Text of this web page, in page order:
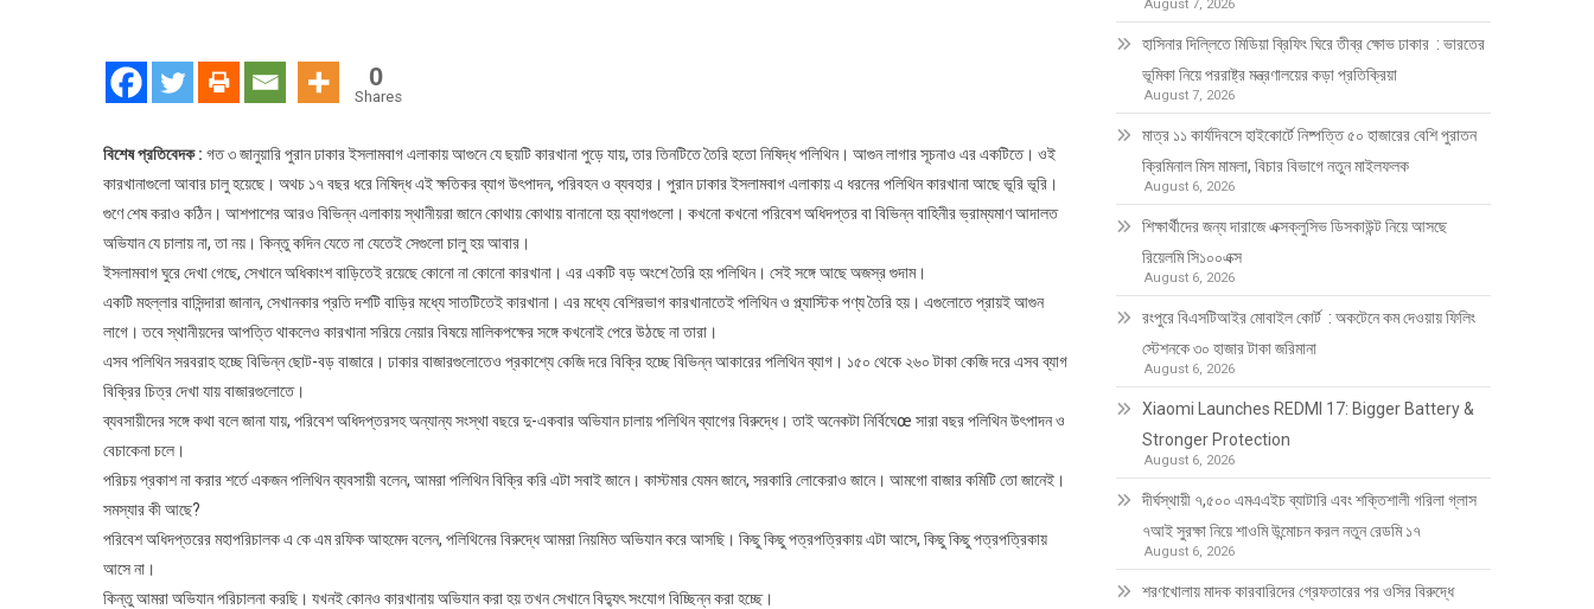
কারখানা
0
Shares
বিশেষ প্রতিবেদক : গত ৩ জানুয়ারি পুরান ঢাকার ইসলামবাগ এলাকায় আগুনে যে ছয়টি কারখানা পুড়ে যায়, তার তিনটিতে তৈরি হতো নিষিদ্ধ পলিথিন। আগুন লাগার সূচনাও এর একটিতে। ওই
কারখানাগুলো আবার চালু হয়েছে। অথচ ১৭ বছর ধরে নিষিদ্ধ এই ক্ষতিকর ব্যাগ উৎপাদন, পরিবহন ও ব্যবহার। পুরান ঢাকার ইসলামবাগ এলাকায় এ ধরনের পলিথিন কারখানা আছে ভূরি ভূরি।
গুণে শেষ করাও কঠিন। আশপাশের আরও বিভিন্ন এলাকায় স্থানীয়রা জানে কোথায় কোথায় বানানো হয় ব্যাগগুলো। কখনো কখনো পরিবেশ অধিদপ্তর বা বিভিন্ন বাহিনীর ভ্রাম্যমাণ আদালত
অভিযান যে চালায় না, তা নয়। কিন্তু কদিন যেতে না যেতেই সেগুলো চালু হয় আবার।
ইসলামবাগ ঘুরে দেখা গেছে, সেখানে অধিকাংশ বাড়িতেই রয়েছে কোনো না কোনো কারখানা। এর একটি বড় অংশে তৈরি হয় পলিথিন। সেই সঙ্গে আছে অজস্র গুদাম।
একটি মহল্লার বাসিন্দারা জানান, সেখানকার প্রতি দশটি বাড়ির মধ্যে সাতটিতেই কারখানা। এর মধ্যে বেশিরভাগ কারখানাতেই পলিথিন ও প্ল্যাস্টিক পণ্য তৈরি হয়। এগুলোতে প্রায়ই আগুন
লাগে। তবে স্থানীয়দের আপত্তি থাকলেও কারখানা সরিয়ে নেয়ার বিষয়ে মালিকপক্ষের সঙ্গে কখনোই পেরে উঠছে না তারা।
এসব পলিথিন সরবরাহ হচ্ছে বিভিন্ন ছোট-বড় বাজারে। ঢাকার বাজারগুলোতেও প্রকাশ্যে কেজি দরে বিক্রি হচ্ছে বিভিন্ন আকারের পলিথিন ব্যাগ। ১৫০ থেকে ২৬০ টাকা কেজি দরে এসব ব্যাগ
বিক্রির চিত্র দেখা যায় বাজারগুলোতে।
ব্যবসায়ীদের সঙ্গে কথা বলে জানা যায়, পরিবেশ অধিদপ্তরসহ অন্যান্য সংস্থা বছরে দু-একবার অভিযান চালায় পলিথিন ব্যাগের বিরুদ্ধে। তাই অনেকটা নির্বিঘেœ সারা বছর পলিথিন উৎপাদন ও
বেচাকেনা চলে।
পরিচয় প্রকাশ না করার শর্তে একজন পলিথিন ব্যবসায়ী বলেন, আমরা পলিথিন বিক্রি করি এটা সবাই জানে। কাস্টমার যেমন জানে, সরকারি লোকেরাও জানে। আমগো বাজার কমিটি তো জানেই।
সমস্যার কী আছে?
পরিবেশ অধিদপ্তরের মহাপরিচালক এ কে এম রফিক আহমেদ বলেন, পলিথিনের বিরুদ্ধে আমরা নিয়মিত অভিযান করে আসছি। কিছু কিছু পত্রপত্রিকায় এটা আসে, কিছু কিছু পত্রপত্রিকায়
আসে না।
কিন্তু আমরা অভিযান পরিচালনা করছি। যখনই কোনও কারখানায় অভিযান করা হয় তখন সেখানে বিদ্যুৎ সংযোগ বিচ্ছিন্ন করা হচ্ছে।
August 7, 2026
হাসিনার দিল্লিতে মিডিয়া ব্রিফিং ঘিরে তীব্র ক্ষোভ ঢাকার : ভারতের
ভূমিকা নিয়ে পররাষ্ট্র মন্ত্রণালয়ের কড়া প্রতিক্রিয়া
August 7, 2026
মাত্র ১১ কার্যদিবসে হাইকোর্টে নিষ্পত্তি ৫০ হাজারের বেশি পুরাতন
ক্রিমিনাল মিস মামলা, বিচার বিভাগে নতুন মাইলফলক
August 6, 2026
শিক্ষার্থীদের জন্য দারাজে এক্সক্লুসিভ ডিসকাউন্ট নিয়ে আসছে
রিয়েলমি সি১০০এক্স
August 6, 2026
রংপুরে বিএসটিআইর মোবাইল কোর্ট : অকটেনে কম দেওয়ায় ফিলিং
স্টেশনকে ৩০ হাজার টাকা জরিমানা
August 6, 2026
Xiaomi Launches REDMI 17: Bigger Battery &
Stronger Protection
August 6, 2026
দীর্ঘস্থায়ী ৭,৫০০ এমএএইচ ব্যাটারি এবং শক্তিশালী গরিলা গ্লাস
৭আই সুরক্ষা নিয়ে শাওমি উন্মোচন করল নতুন রেডমি ১৭
August 6, 2026
শরণখোলায় মাদক কারবারিদের গ্রেফতারের পর ওসির বিরুদ্ধে